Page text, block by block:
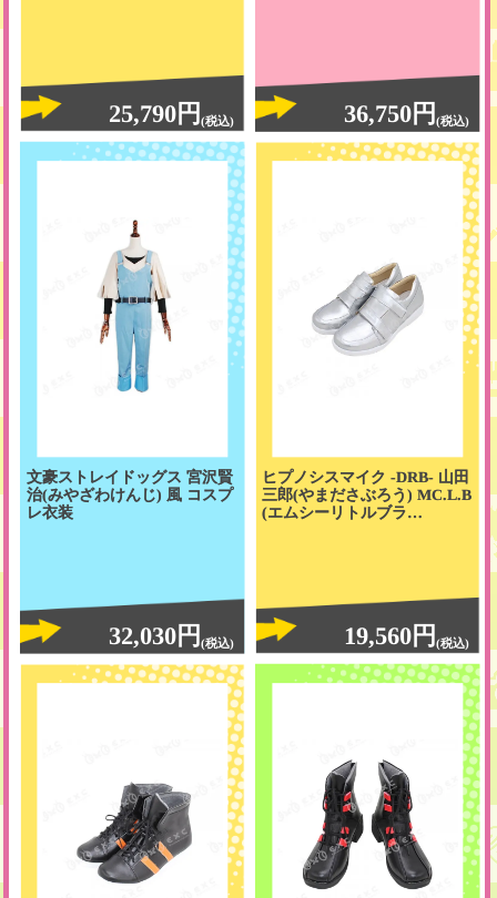
25,790円(税込) 36,750円(税込)
文豪ストレイドッグス 宮沢賢
治(みやざわけんじ) 風 コスプ
レ衣装
32,030円(税込)
ヒプノシスマイク -DRB- 山田
三郎(やまださぶろう) MC.L.B
(エムシーリトルブラ…
19,560円(税込)